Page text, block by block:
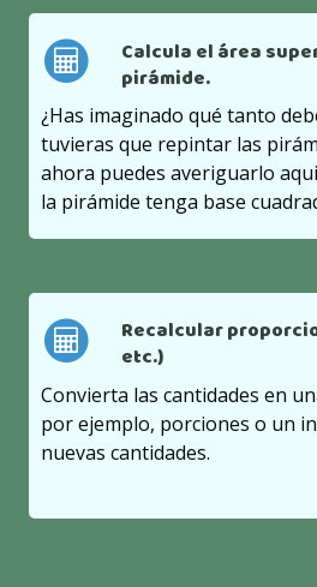
Calcula el área
pirámide.
¿Has imaginado qué tanto
tuvieras que repintar las
ahora puedes averiguarlo
la pirámide tenga base
Recalcular
etc.)
Convierta las cantidades en
por ejemplo, porciones o un
nuevas cantidades.